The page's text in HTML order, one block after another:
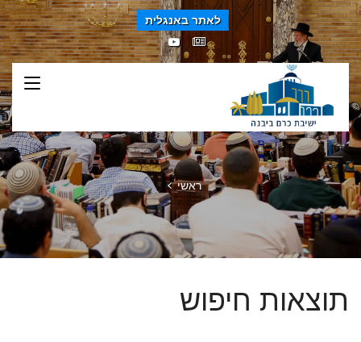
לאתר באנגלית
ראשי
תוצאות חיפוש